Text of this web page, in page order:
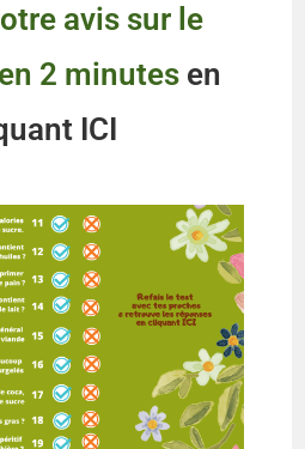
avis sur le
2 minutes en
ICI